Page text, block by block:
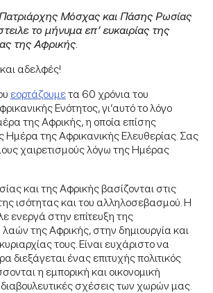
Μόσχας και Πάσης Ρωσίας
το μήνυμα επ’ ευκαιρίας της
της Αφρικής.
αδελφές!
εορτάζουμετα 60 χρόνια του
Ενότητος, γι’αυτό το λόγο
της Αφρικής, η οποία επίσης
Ημέρα της Αφρικανικής Ελευθερίας. Σας
χαιρετισμούς λόγω της Ημέρας
και της Αφρικής βασίζονται στις
ισότητας και του αλληλοσεβασμού. Η
ενεργά στην επίτευξη της
της Αφρικής, στην δημιουργία και
τους. Είναι ευχάριστο να
διεξάγεται ένας επιτυχής πολιτικός
η εμπορική και οικονομική
σχέσεις των χωρών μας.